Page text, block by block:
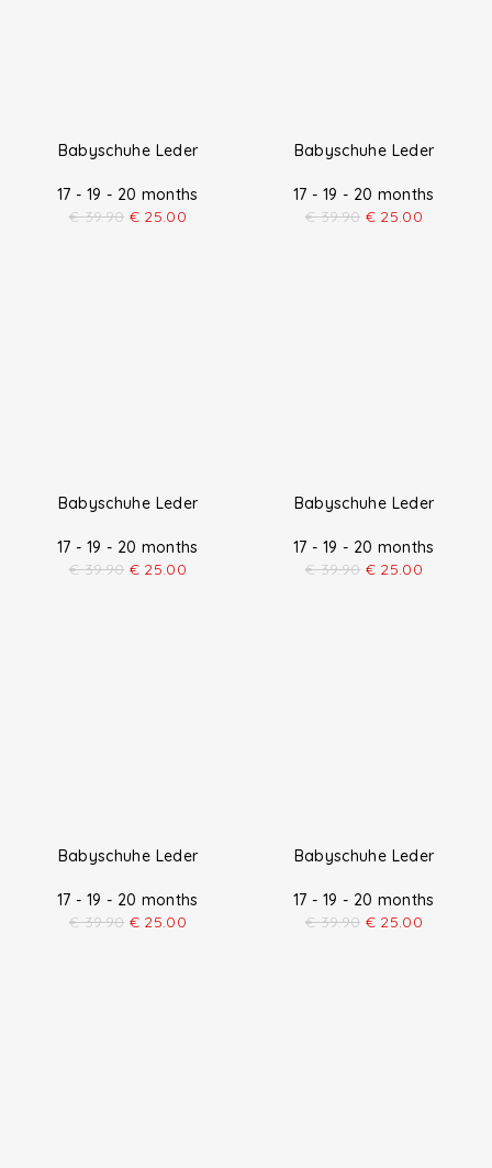
Babyschuhe Leder
17 - 19 - 20 months
€ 39.90 € 25.00
Babyschuhe Leder
17 - 19 - 20 months
€ 39.90 € 25.00
Babyschuhe Leder
17 - 19 - 20 months
€ 39.90 € 25.00
Babyschuhe Leder
17 - 19 - 20 months
€ 39.90 € 25.00